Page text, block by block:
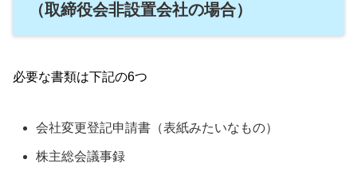
（取締役会非設置会社の場合）
必要な書類は下記の6つ
会社変更登記申請書（表紙みたいなもの）
株主総会議事録